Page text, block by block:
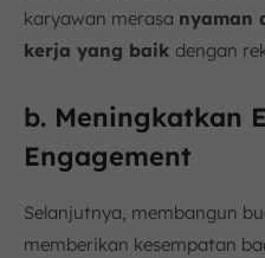
karyawan merasa nyaman
kerja yang baik dengan
b. Meningkatkan
Engagement
Selanjutnya, membangun
memberikan kesempatan